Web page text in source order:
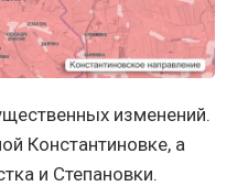
изменений.
Константиновке, а
и Степановки.